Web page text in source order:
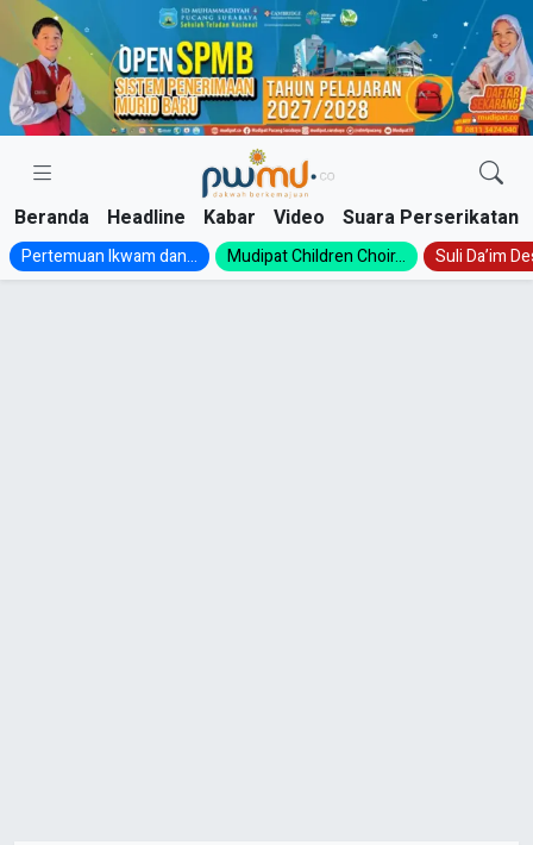
Skip
content
Beranda Headline Kabar Video Suara Perserikatan
Pertemuan Ikwam dan... Mudipat Children Choir... Suli Da’im